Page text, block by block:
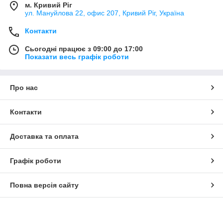
м. Кривий Ріг
ул. Мануйлова 22, офис 207, Кривий Ріг, Україна
Контакти
Сьогодні працює з 09:00 до 17:00
Показати весь графік роботи
Про нас
Контакти
Доставка та оплата
Графік роботи
Повна версія сайту